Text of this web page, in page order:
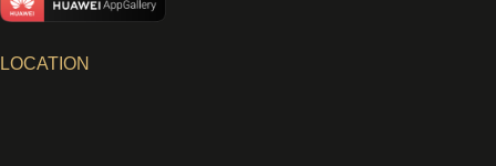
LOCATION